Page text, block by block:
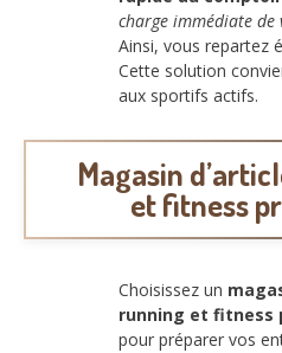
charge immédiate de
Ainsi, vous repartez
Cette solution
aux sportifs actifs.
Magasin
et fitness
Choisissez un
running et fitness
pour préparer vos